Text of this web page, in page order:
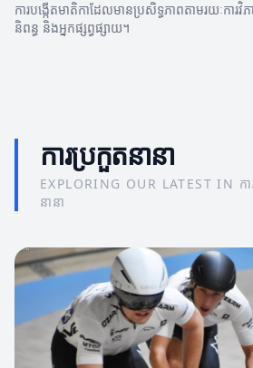
ការបង្កើតមាតិកាដែលមានប្រសិទ្ធភាពតាមរយៈការ
និពន្ធ និងអ្នកផ្សព្វផ្សាយ។
ការប្រកួតនានា
EXPLORING OUR LATEST IN កា
នានា